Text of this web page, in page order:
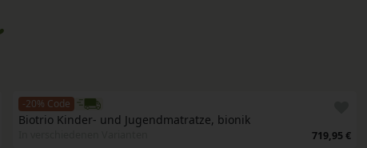
-20% Code
Biotrio Kinder- und Jugendmatratze, bionik
719,95 €